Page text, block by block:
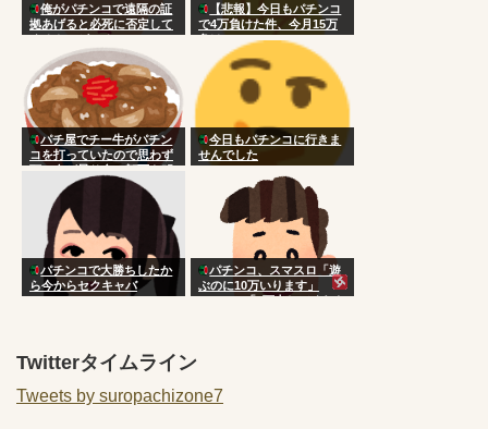
俺がパチンコで遠隔の証
拠あげると必死に否定して
くるやつがいる
【悲報】今日もパチンコ
で4万負けた件、今月15万
負け
パチ屋でチー牛がパチン
コを打っていたので思わず
頭に血が昇り台に顔面を叩
きつけた
今日もパチンコに行きま
せんでした
パチンコで大勝ちしたか
ら今からセクキャバ
パチンコ、スマスロ「遊
ぶのに10万いります」
Switch2「5万出してくれた
Twitterタイムライン
Tweets by suropachizone7